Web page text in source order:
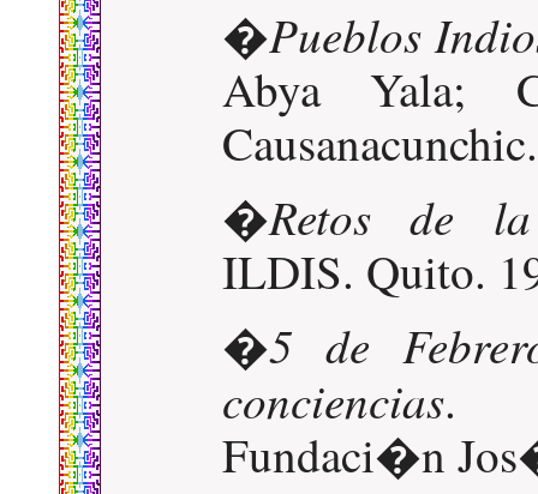
�Pueblos
Abya Yala;
�Retos de
ILDIS. Quito.
�5 de
conciencias.
Fundaci�n